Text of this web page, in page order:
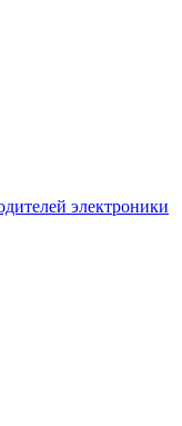
электроники